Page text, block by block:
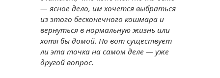
— ясное дело, им хочется выбраться
из этого бесконечного кошмара и
вернуться в нормальную жизнь или
хотя бы домой. Но вот существует
ли эта точка на самом деле — уже
другой вопрос.